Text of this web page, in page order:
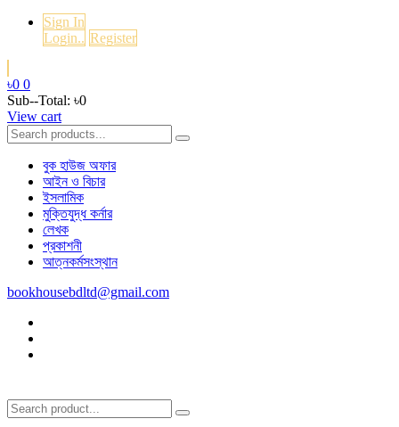
Sign In
Login.. Register
৳0 0
Sub--Total: ৳0
View cart
বুক হাউজ অফার
আইন ও বিচার
ইসলামিক
মুক্তিযুদ্ধ কর্নার
লেখক
প্রকাশনী
আত্নকর্মসংস্থান
bookhousebdltd@gmail.com